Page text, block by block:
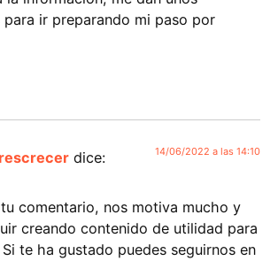
ir preparando mi paso por
dice: 14/06/2022 a las 14:10
comentario, nos motiva mucho y
creando contenido de utilidad para
te ha gustado puedes seguirnos en